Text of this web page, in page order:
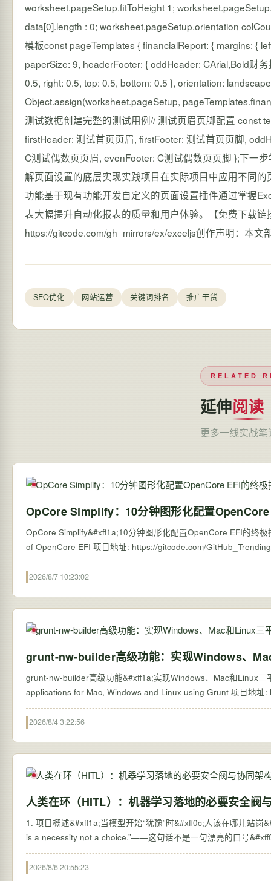
worksheet.pageSetup.fitToHeight 1;
data[0].length : 0; worksheet.pageSetup.orientation
模板const pageTemplates { financialReport: { margins: {
paperSize: 9, headerFooter: { oddHeader: CArial,Bold财
0.5, right: 0.5, top: 0.5, bottom: 0.5 }, orientation:
Object.assign(worksheet.pageSetup,
测试数据创建完整的测试用例// 测试页眉页脚配置 const
firstHeader: 测试首页页眉, firstFooter: 测试首页页脚,
C测试偶数页页眉, evenFooter: C测试偶数页页脚 };下一
解页面设置的底层实现实践项目在实际项目中应用不同
功能基于现有功能开发自定义的页面设置插件通过掌握
表大幅提升自动化报表的质量和用户体验。【免费下载
https://gitcode.com/gh_mirrors/ex/exceljs创作声明：本
SEO优化 网站运营 关键词排名 推广干货
RELATED
延伸阅读
更多一线实战
OpCore Simplify：10分钟图形化配置
OpCore Simplify&#xff1a;10分钟图形化配置OpenCore EFI的终
2026/8/7 10:23:02
grunt-nw-builder高级功能：实现Windows、
grunt-nw-builder高级功能&#xff1a;实现Windows、Mac和Linux
2026/8/4 3:22:56
人类在环（HITL）：机器学习落地的必要安全阀
1. 项目概述&#xff1a;当模型开始“犹豫”时&#xff0c;人该在哪儿站
is a necessity not a choice.”——这句话不是一句漂亮的口号
2026/8/6 20:55:23